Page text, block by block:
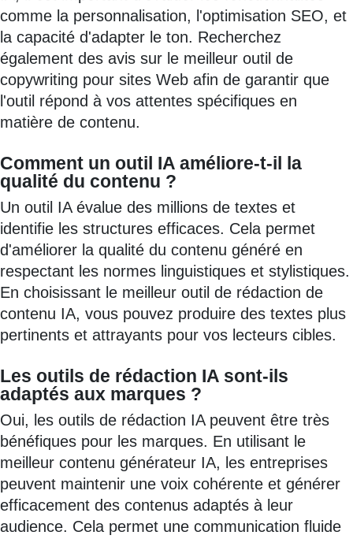
comme la personnalisation, l'optimisation SEO, et
la capacité d'adapter le ton. Recherchez
également des avis sur le meilleur outil de
copywriting pour sites Web afin de garantir que
l'outil répond à vos attentes spécifiques en
matière de contenu.
Comment un outil IA améliore-t-il la
qualité du contenu ?
Un outil IA évalue des millions de textes et
identifie les structures efficaces. Cela permet
d'améliorer la qualité du contenu généré en
respectant les normes linguistiques et stylistiques.
En choisissant le meilleur outil de rédaction de
contenu IA, vous pouvez produire des textes plus
pertinents et attrayants pour vos lecteurs cibles.
Les outils de rédaction IA sont-ils
adaptés aux marques ?
Oui, les outils de rédaction IA peuvent être très
bénéfiques pour les marques. En utilisant le
meilleur contenu générateur IA, les entreprises
peuvent maintenir une voix cohérente et générer
efficacement des contenus adaptés à leur
audience. Cela permet une communication fluide